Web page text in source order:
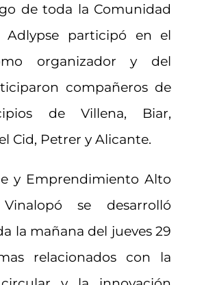
de toda la Comunidad
Adlypse participó en el
organizador y del
compañeros de
de Villena, Biar,
Cid, Petrer y Alicante.
y Emprendimiento Alto
se desarrolló
la mañana del jueves 29
relacionados con la